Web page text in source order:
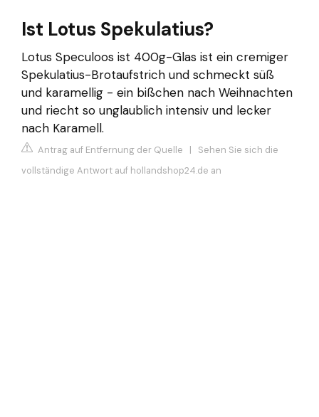
Ist Lotus Spekulatius?
Lotus Speculoos ist 400g-Glas ist ein cremiger
Spekulatius-Brotaufstrich und schmeckt süß
und karamellig - ein bißchen nach Weihnachten
und riecht so unglaublich intensiv und lecker
nach Karamell.
Antrag auf Entfernung der Quelle | Sehen Sie sich die
vollständige Antwort auf hollandshop24.de an